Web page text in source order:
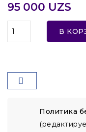
95 000 UZS
В
Политика